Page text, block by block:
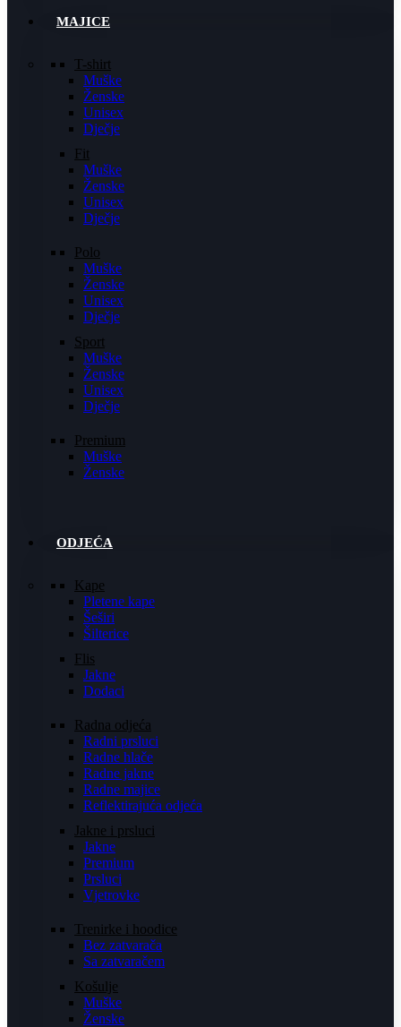
MAJICE
T-shirt
Muške
Ženske
Unisex
Dječje
Fit
Muške
Ženske
Unisex
Dječje
Polo
Muške
Ženske
Unisex
Dječje
Sport
Muške
Ženske
Unisex
Dječje
Premium
Muške
Ženske
ODJEĆA
Kape
Pletene kape
Šeširi
Šilterice
Flis
Jakne
Dodaci
Radna odjeća
Radni prsluci
Radne hlače
Radne jakne
Radne majice
Reflektirajuća odjeća
Jakne i prsluci
Jakne
Premium
Prsluci
Vjetrovke
Trenirke i hoodice
Bez zatvarača
Sa zatvaračem
Košulje
Muške
Ženske